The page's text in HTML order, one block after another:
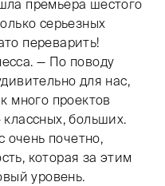
премьера шестого
серьезных
переварить!
— По поводу
для нас,
много проектов
больших.
очень почетно,
которая за этим
уровень.